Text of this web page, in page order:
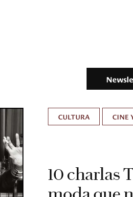
CULTURA CINE
10 charlas